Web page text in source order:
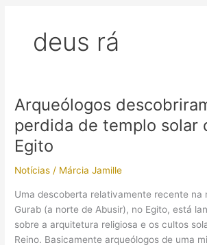
deus rá
Arqueólogos
perdida de templo solar
Egito
Notícias / Márcia Jamille
Uma descoberta relativamente recente na
Gurab (a norte de Abusir), no Egito, está
sobre a arquitetura religiosa e os cultos
Reino. Basicamente arqueólogos de uma